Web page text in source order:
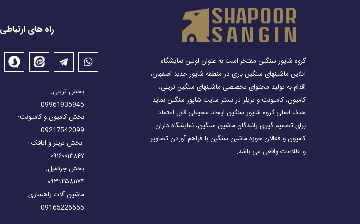
گروه شاپور سنگین مفتخر است به عنوان اولین نمایشگاه
آنلاین ماشینهای سنگین باری در منطقه شاپور جدید اصفهان،
اقدام به تولید محتوای تخصصی ماشینهای سنگین تریلی،
کامیون، کامیونت و تریلر در بستر سایت شاپور سنگین نماید.
هدف اصلی گروه شاپور سنگین ایجاد محیطی قابل اعتماد
برای تصمیم گیری رانندگان ماشین سنگین، نمایشگاه داران
کامیون و فعالان حوزه ماشین سنگین با فراهم آوردن تصاویر
و اطلاعات واقعی می باشد.
راه های ارتباطی
بخش تریلی:
09961935945
بخش کامیون و کامیونت:
09217542099
بخش تریلر و اتاقک :
۰۹۱۶۰۰۱۳۸۴۷
بخش جرثقیل:
۰۹۳۹۴۵۸۱۱۷۴
ماشین آلات راهسازی:
09165226655